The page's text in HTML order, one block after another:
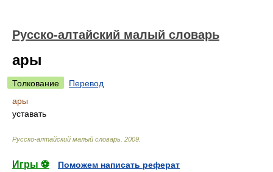
Русско-алтайский малый словарь
ары
Толкование
Перевод
ары
уставать
Русско-алтайский малый словарь 2009
Игры ⚽
Поможем написать реферат